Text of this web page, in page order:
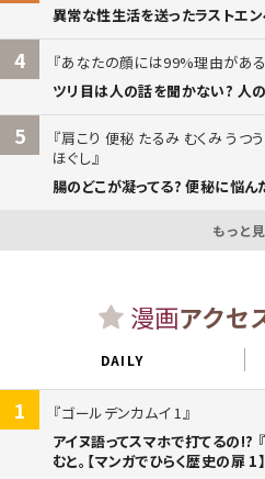
異常な性生活を送ったラストエ
4
あなたの顔には99%理由がある
ツリ目は人の話を聞かない? 人
5
肩こり 便秘 たるみ むくみ うつ
ほぐし
腸のどこが凝ってる? 便秘に悩ん
もっと
漫画アクセ
DAILY
1
ゴールデンカムイ 1
アイヌ語ってスマホで打てるの!?
むと。【マンガでひらく歴史の扉 1】